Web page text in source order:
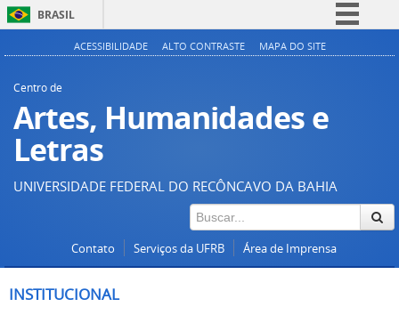
BRASIL
Simplifique!
Acesso à informação
Canais
ACESSIBILIDADE ALTO CONTRASTE MAPA DO SITE
Centro de
Artes, Humanidades e
Letras
UNIVERSIDADE FEDERAL DO RECÔNCAVO DA BAHIA
Contato Serviços da UFRB Área de Imprensa
INSTITUCIONAL